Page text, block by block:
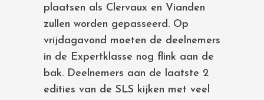
plaatsen als Clervaux en Vianden
zullen worden gepasseerd. Op
vrijdagavond moeten de deelnemers
in de Expertklasse nog flink aan de
bak. Deelnemers aan de laatste 2
edities van de SLS kijken met veel